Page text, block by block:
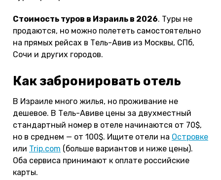
Стоимость туров в Израиль в 2026. Туры не
продаются, но можно полететь самостоятельно
на прямых рейсах в Тель-Авив из Москвы, СПб,
Сочи и других городов.
Как забронировать отель
В Израиле много жилья, но проживание не
дешевое. В Тель-Авиве цены за двухместный
стандартный номер в отеле начинаются от 70$,
но в среднем — от 100$. Ищите отели на Островке
или Trip.com (больше вариантов и ниже цены).
Оба сервиса принимают к оплате российские
карты.